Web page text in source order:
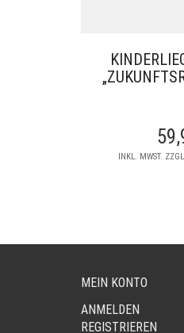
INKL. MWST.
MEIN KONTO
ANMELDEN
REGISTRIEREN